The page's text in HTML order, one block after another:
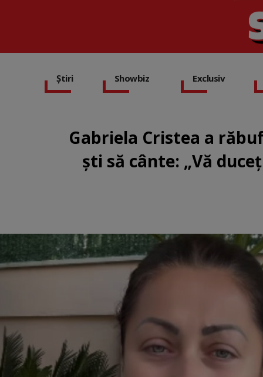
Știri Showbiz Exclusiv
Gabriela Cristea a
ști să cânte: „Vă